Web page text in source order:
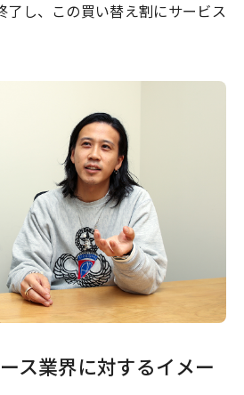
了し、この買い替え割にサービス
ス業界に対するイメー